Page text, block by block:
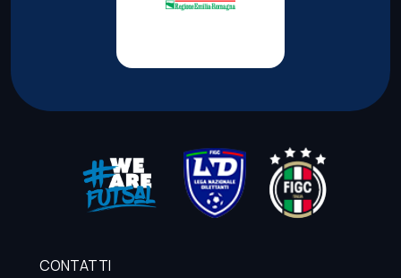
CONTATTI